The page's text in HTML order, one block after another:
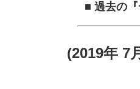
■ 過去の
(2019年 7